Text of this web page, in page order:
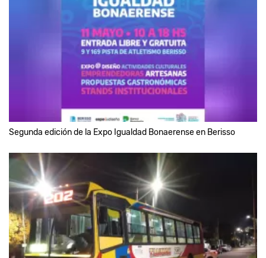
Segunda edición de la Expo Igualdad Bonaerense en Berisso